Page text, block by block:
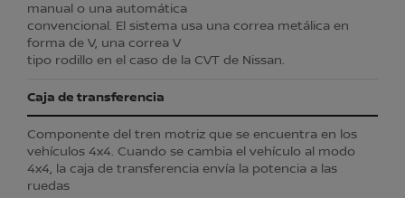
manual o una automática
convencional. El sistema usa una correa metálica en
forma de V, una correa V
tipo rodillo en el caso de la CVT de Nissan.
Caja de transferencia
Componente del tren motriz que se encuentra en los
vehículos 4x4. Cuando se cambia el vehículo al modo
4x4, la caja de transferencia envía la potencia a las
ruedas